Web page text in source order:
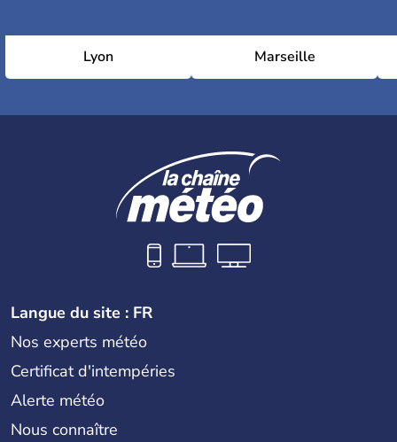
Lyon Marseille
Langue du site : FR
Nos experts météo
Certificat d'intempéries
Alerte météo
Nous connaître